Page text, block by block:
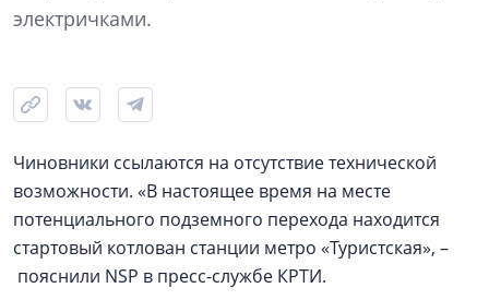
электричками.
Чиновники ссылаются на отсутствие технической
возможности. «В настоящее время на месте
потенциального подземного перехода находится
стартовый котлован станции метро «Туристская», –
пояснили NSP в пресс-службе КРТИ.